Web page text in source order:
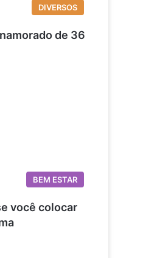
DIVERSOS
de 36
BEM ESTAR
você colocar